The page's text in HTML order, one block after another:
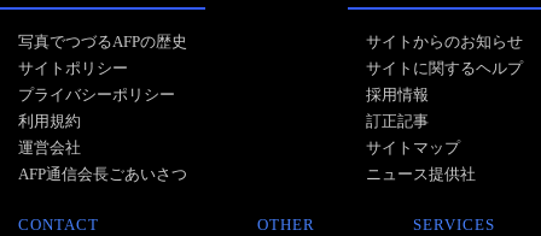
写真でつづるAFPの歴史
サイトポリシー
プライバシーポリシー
利用規約
運営会社
AFP通信会長ごあいさつ
サイトからのお知らせ
サイトに関するヘルプ
採用情報
訂正記事
サイトマップ
ニュース提供社
CONTACT OTHER SERVICES